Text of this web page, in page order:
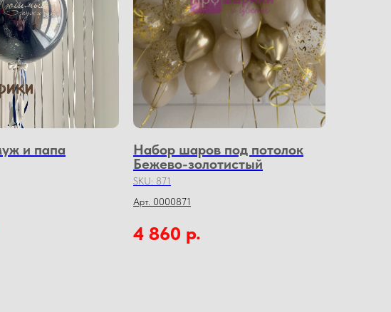
и папа
Набор шаров под потолок
Бежево-золотистый
SKU: 871
Арт. 0000871
4 860 р.